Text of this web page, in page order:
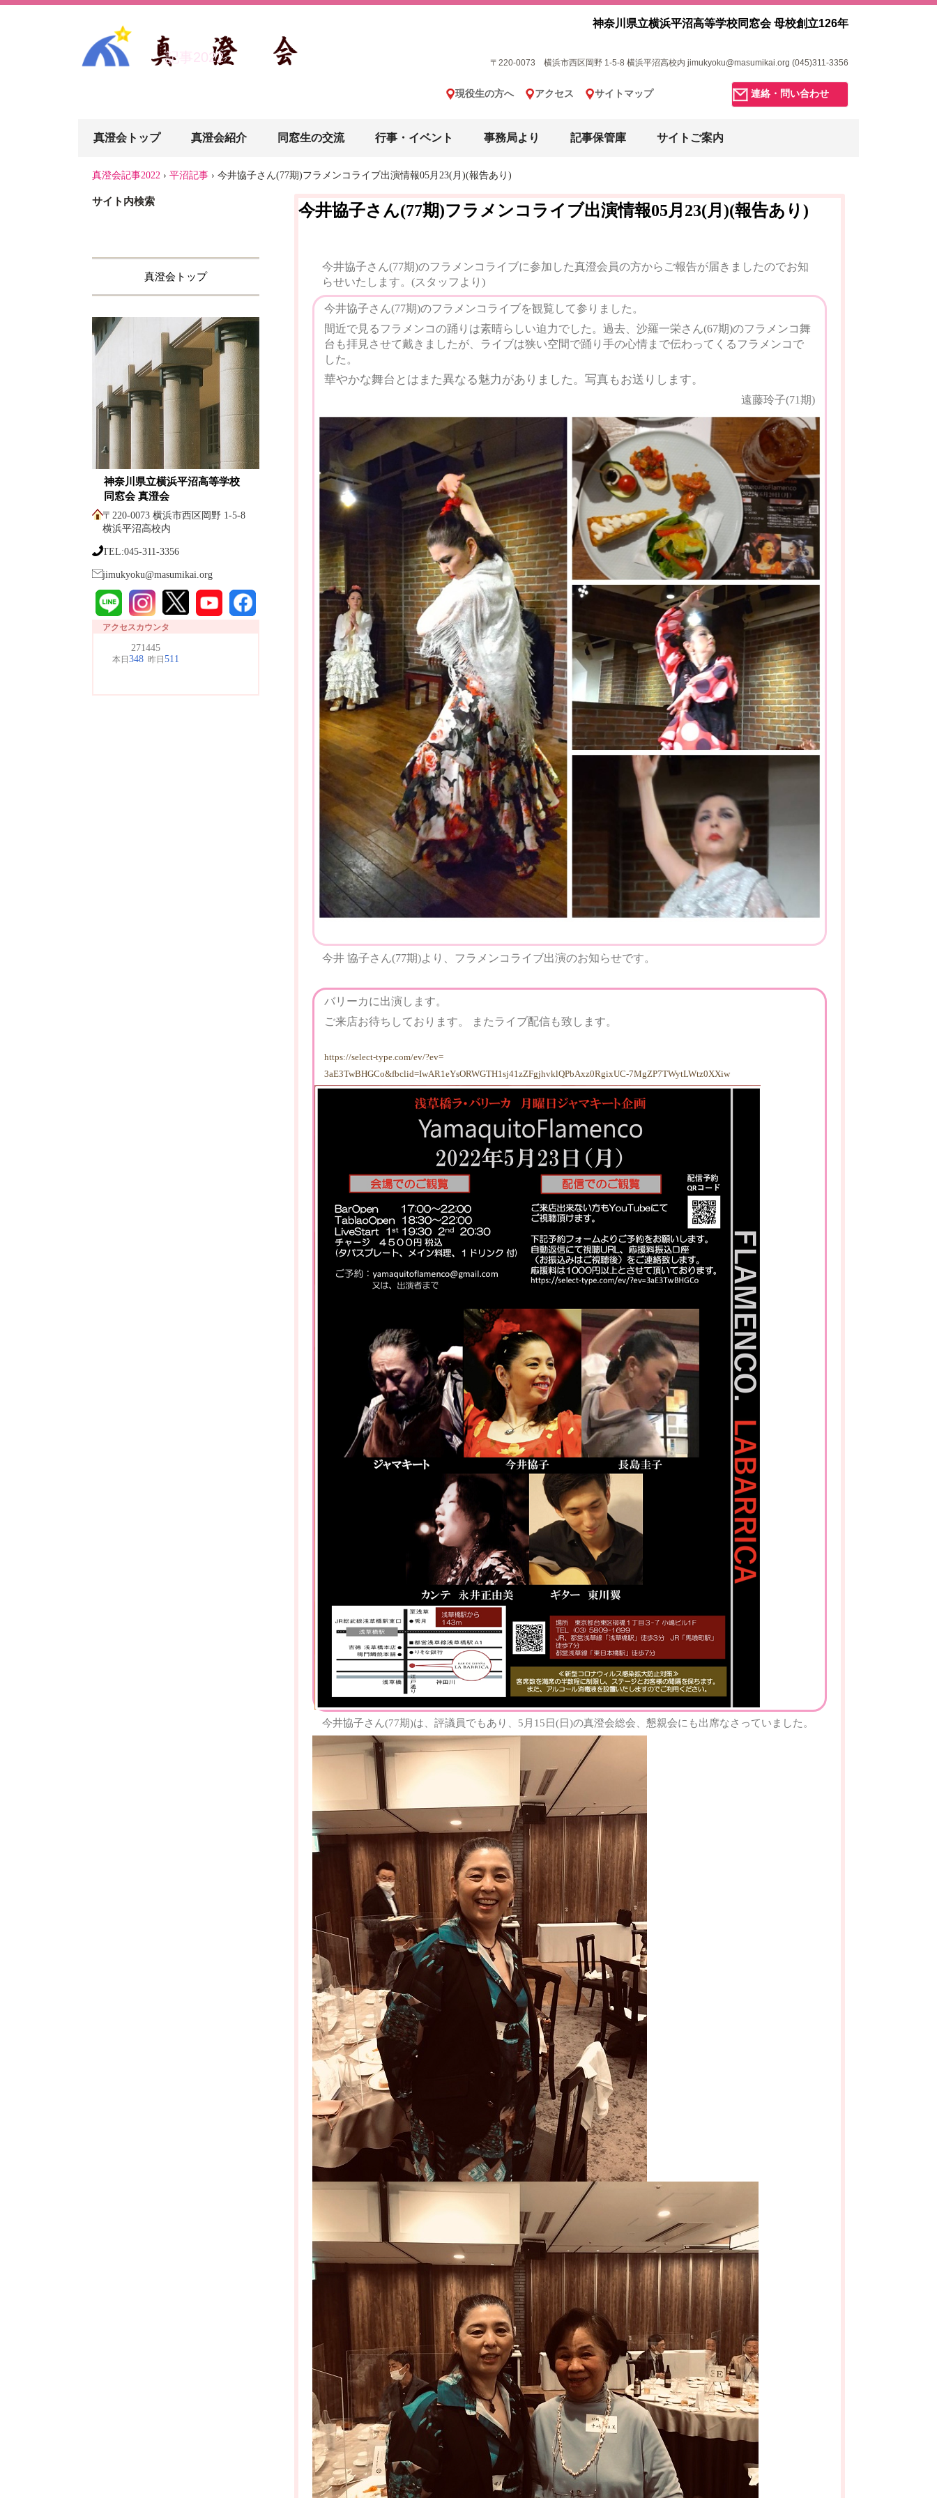
記事2022
神奈川県立横浜平沼高等学校同窓会 母校創立126年
〒220-0073 横浜市西区岡野 1-5-8 横浜平沼高校内 jimukyoku@masumikai.org (045)311-3356
連絡・問い合わせ
現役生の方へ アクセス サイトマップ
真澄会トップ 真澄会紹介 同窓生の交流 行事・イベント 事務局より 記事保管庫 サイトご案内
真澄会記事2022 › 平沼記事 › 今井協子さん(77期)フラメンコライブ出演情報05月23(月)(報告あり)
今井協子さん(77期)フラメンコライブ出演情報05月23(月)(報告あり)
今井協子さん(77期)のフラメンコライブに参加した真澄会員の方からご報告が届きましたのでお知
らせいたします。(スタッフより)
今井協子さん(77期)のフラメンコライブを観覧して参りました。
間近で見るフラメンコの踊りは素晴らしい迫力でした。過去、沙羅一栄さん(67期)のフラメンコ舞
台も拝見させて戴きましたが、ライブは狭い空間で踊り手の心情まで伝わってくるフラメンコで
した。
華やかな舞台とはまた異なる魅力がありました。写真もお送りします。
遠藤玲子(71期)
今井 協子さん(77期)より、フラメンコライブ出演のお知らせです。
バリーカに出演します。
ご来店お待ちしております。 またライブ配信も致します。
https://select-type.com/ev/?ev=
3aE3TwBHGCo&fbclid=IwAR1eYsORWGTH1sj41zZFgjhvklQPbAxz0RgixUC-7MgZP7TWytLWtz0XXiw
今井協子さん(77期)は、評議員でもあり、5月15日(日)の真澄会総会、懇親会にも出席なさっていました。
サイト内検索
真澄会トップ
神奈川県立横浜平沼高等学校
同窓会 真澄会
〒220-0073 横浜市西区岡野 1-5-8
横浜平沼高校内
TEL:045-311-3356
jimukyoku@masumikai.org
アクセスカウンタ